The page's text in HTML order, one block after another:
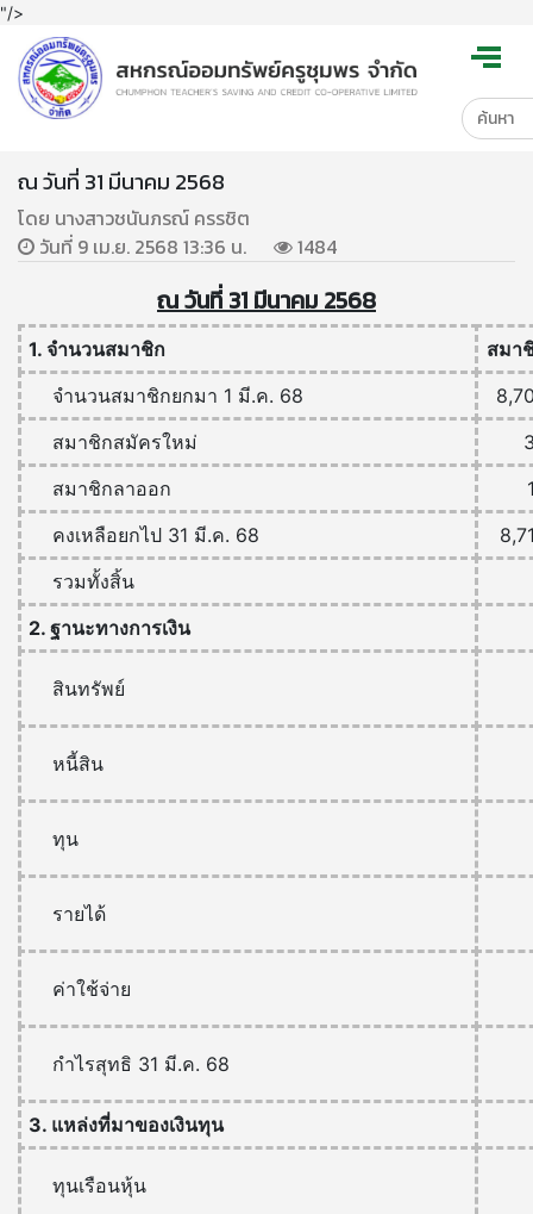
"/>
ณ วันที่ 31 มีนาคม 2568
โดย นางสาวชนันภรณ์ ครรชิต
วันที่ 9 เม.ย. 2568 13:36 น.
1484
ณ วันที่ 31 มีนาคม 2568
1. จำนวนสมาชิก
สมา
จำนวนสมาชิกยกมา 1 มี.ค. 68
สมาชิกสมัครใหม่
สมาชิกลาออก
คงเหลือยกไป 31 มี.ค. 68
รวมทั้งสิ้น
2. ฐานะทางการเงิน
สินทรัพย์
หนี้สิน
ทุน
รายได้
ค่าใช้จ่าย
กำไรสุทธิ 31 มี.ค. 68
3. แหล่งที่มาของเงินทุน
ทุนเรือนหุ้น